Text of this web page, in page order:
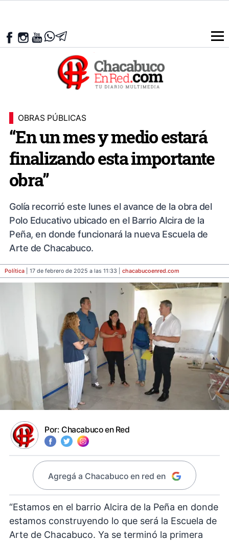
OBRAS PÚBLICAS
“En un mes y medio estará
finalizando esta importante
obra”
Golía recorrió este lunes el avance de la obra del
Polo Educativo ubicado en el Barrio Alcira de la
Peña, en donde funcionará la nueva Escuela de
Arte de Chacabuco.
Política | 17 de febrero de 2025 a las 11:33 | chacabucoenred.com
Por: Chacabuco en Red
Agregá a Chacabuco en red en
“Estamos en el barrio Alcira de la Peña en donde
estamos construyendo lo que será la Escuela de
Arte de Chacabuco. Ya se terminó la primera